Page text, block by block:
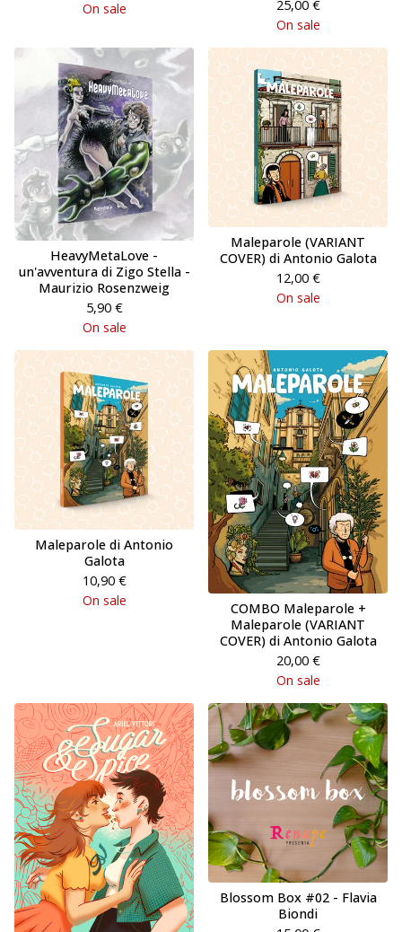
On sale
25,00 €
On sale
HeavyMetaLove -
un'avventura di Zigo Stella -
Maurizio Rosenzweig
5,90 €
On sale
Maleparole (VARIANT
COVER) di Antonio Galota
12,00 €
On sale
Maleparole di Antonio
Galota
10,90 €
On sale
COMBO Maleparole +
Maleparole (VARIANT
COVER) di Antonio Galota
20,00 €
On sale
Blossom Box #02 - Flavia
Biondi